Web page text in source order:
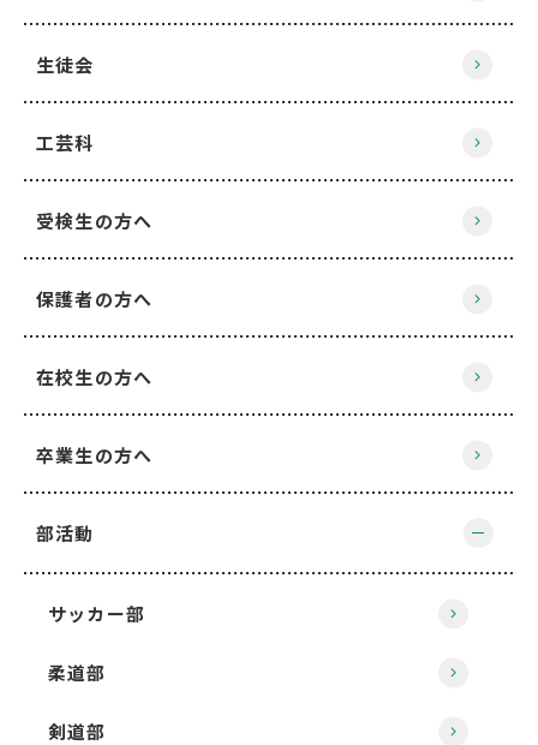
生徒会
工芸科
受検生の方へ
保護者の方へ
在校生の方へ
卒業生の方へ
部活動
サッカー部
柔道部
剣道部